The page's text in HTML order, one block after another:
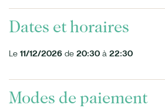
Dates et horaires
Le 11/12/2026 de 20:30 à 22:30
Modes de paiement